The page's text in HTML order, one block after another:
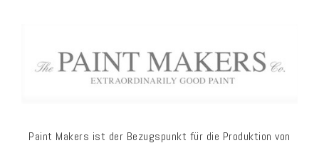
Paint Makers ist der Bezugspunkt für die Produktion von